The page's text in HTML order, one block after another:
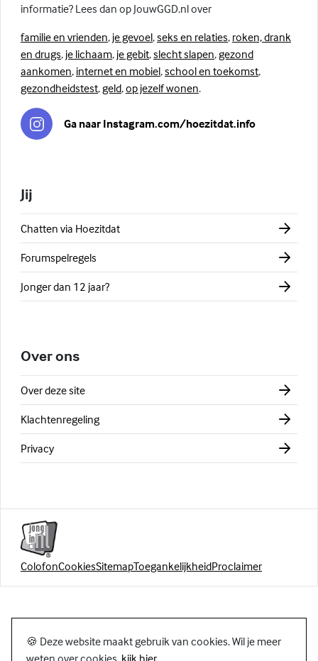
informatie? Lees dan op JouwGGD.nl over
familie en vrienden, je gevoel,seks en relaties, roken, drank
en drugs, je lichaam, je gebit,slecht slapen, gezond
aankomen, internet en mobiel,school en toekomst,
gezondheidstest, geld,op jezelf wonen.
Ga naar Instagram.com/hoezitdat.info
Jij
Chatten via Hoezitdat
Forumspelregels
Jonger dan 12 jaar?
Over ons
Over deze site
Klachtenregeling
Privacy
ColofonCookiesSitemapToegankelijkheidProclaimer
🍪 Deze website maakt gebruik van cookies. Wil je meer
weten over cookies, kijk hier